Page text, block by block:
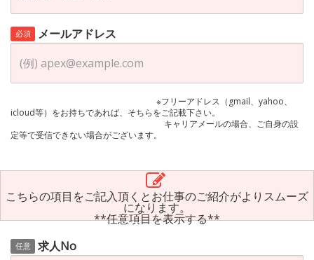
必須 メールアドレス
※フリーアドレス（gmail、yahoo、
icloud等）をお持ちであれば、そちらをご記載下さい。
キャリアメールの場合、ご自身の設
定等で受信できない場合がございます。
こちらの項目をご記入頂くとお仕事のご紹介がよりスムーズ
になります。
**任意項目を表示する**
任意 求人No